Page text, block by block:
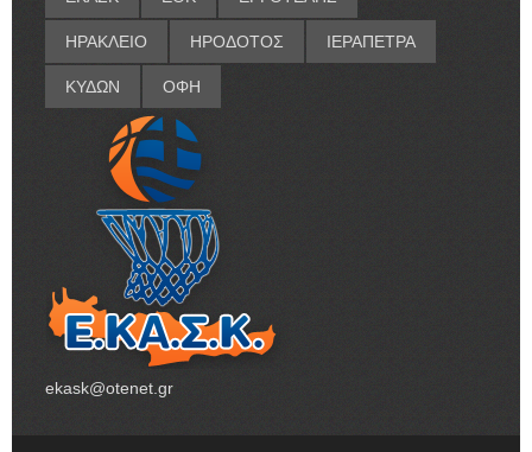
ΗΡΑΚΛΕΙΟ ΗΡΟΔΟΤΟΣ ΙΕΡΑΠΕΤΡΑ
ΚΥΔΩΝ ΟΦΗ
ekask@otenet.gr